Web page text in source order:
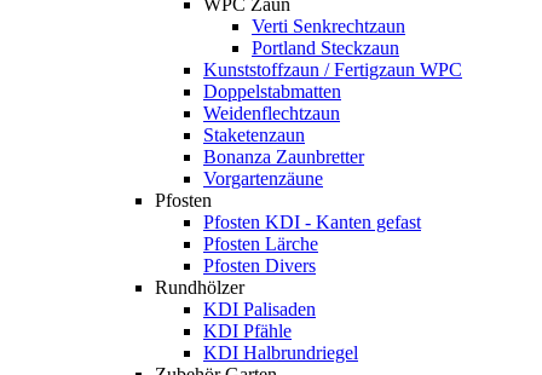
Verti Senkrechtzaun
Portland Steckzaun
Kunststoffzaun / Fertigzaun WPC
Doppelstabmatten
Weidenflechtzaun
Staketenzaun
Bonanza Zaunbretter
Vorgartenzäune
Pfosten
Pfosten KDI - Kanten gefast
Pfosten Lärche
Pfosten Divers
Rundhölzer
KDI Palisaden
KDI Pfähle
KDI Halbrundriegel